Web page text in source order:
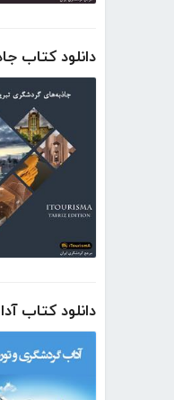
دانلود کتاب
دانلود کتاب